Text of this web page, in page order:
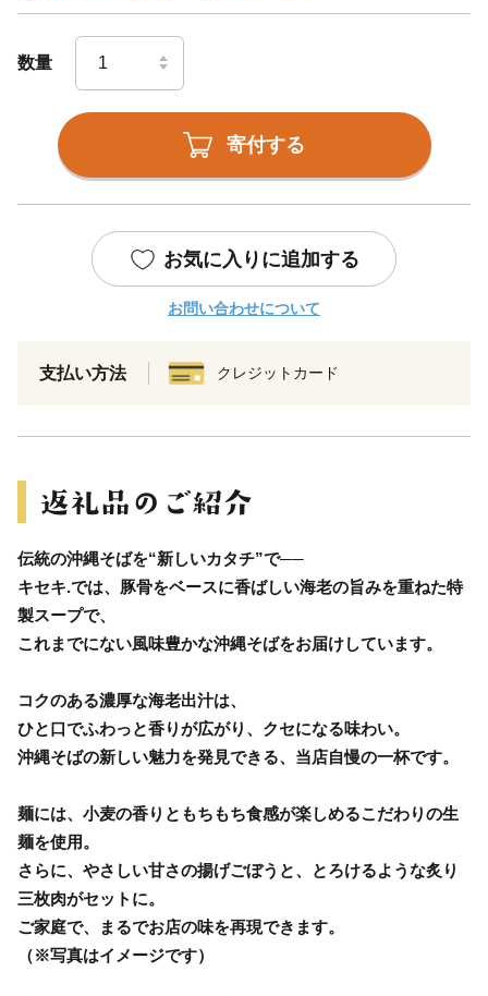
数量
寄付する
お気に入りに追加する
お問い合わせについて
支払い方法 クレジットカード
伝統の沖縄そばを“新しいカタチ”で──
キセキ.では、豚骨をベースに香ばしい海老の旨みを重ねた特
製スープで、
これまでにない風味豊かな沖縄そばをお届けしています。
コクのある濃厚な海老出汁は、
ひと口でふわっと香りが広がり、クセになる味わい。
沖縄そばの新しい魅力を発見できる、当店自慢の一杯です。
麺には、小麦の香りともちもち食感が楽しめるこだわりの生
麺を使用。
さらに、やさしい甘さの揚げごぼうと、とろけるような炙り
三枚肉がセットに。
ご家庭で、まるでお店の味を再現できます。
（※写真はイメージです）